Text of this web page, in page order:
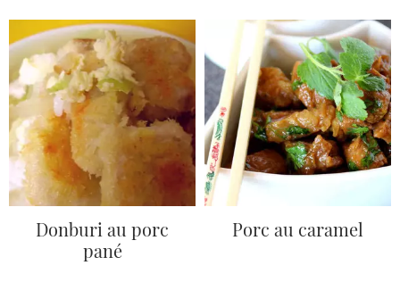
Donburi au porc
pané
Porc au caramel